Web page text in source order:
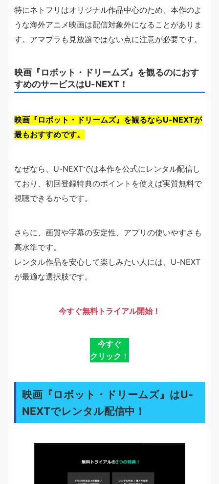
特にネトフリはオリジナル作品中心のため、本作のよ
うな海外アニメ映画は配信対象外になることがありま
す。アマプラも見放題ではない点に注意が必要です。
映画『ロボット・ドリームズ』を観るのにおす
すめのサービスはU-NEXT！
映画『ロボット・ドリームズ』を観るならU-NEXTが
最もおすすめです。
なぜなら、U-NEXTでは本作を公式にレンタル配信し
ており、初回登録特典のポイントを使えば実質無料で
視聴できるからです。
さらに、画質や字幕の安定性、アプリの使いやすさも
高水準です。
レンタル作品を安心して楽しみたい人には、U-NEXT
が最適な選択肢です。
今すぐ無料トライアル開始！
今すぐ
クリック ！
映画『ロボット・ドリームズ』はU-
NEXTでレンタル配信中！